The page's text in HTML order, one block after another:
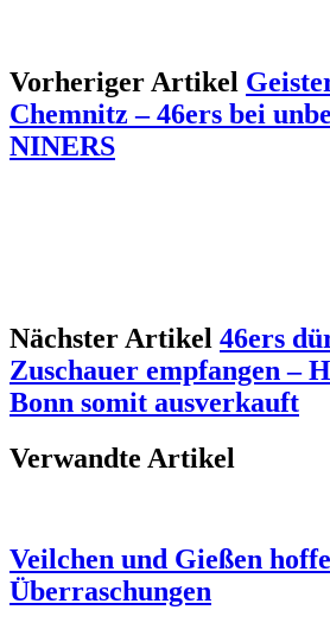
Vorheriger Artikel
Chemnitz – 46ers bei
NINERS
Nächster Artikel 46ers
Zuschauer empfangen –
Bonn somit ausverkauft
Verwandte Artikel
Veilchen und Gießen
Überraschungen